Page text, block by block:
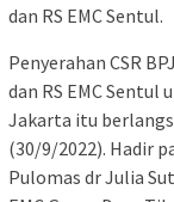
dan RS EMC Sentul.
Penyerahan CSR
dan RS EMC
Jakarta itu
(30/9/2022). Hadir
Pulomas dr Julia